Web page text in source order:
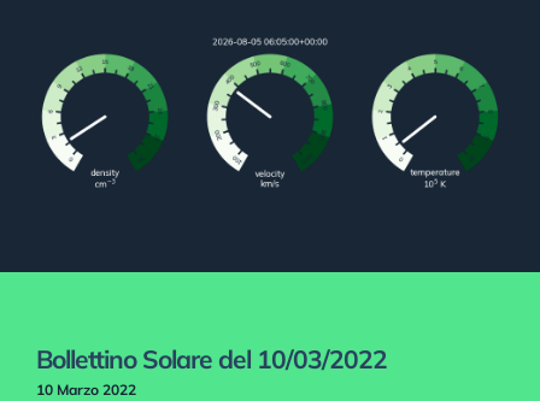
Bollettino Solare del 10/03/2022
10 Marzo 2022